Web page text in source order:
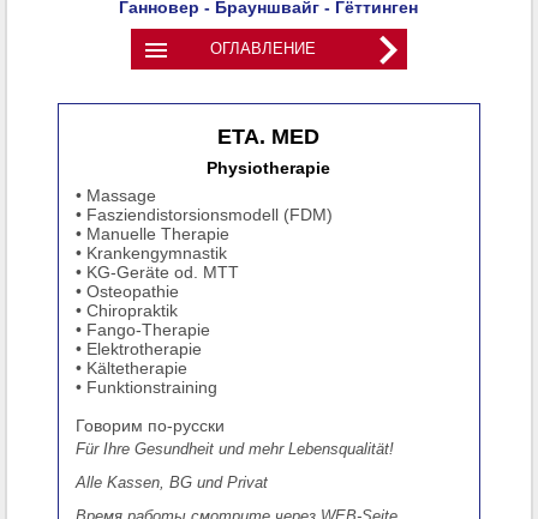
Ганновер - Брауншвайг - Гёттинген
 ОГЛАВЛЕНИЕ
ETA. MED
Physiotherapie
• Massage
• Fasziendistorsionsmodell (FDM)
• Manuelle Therapie
• Krankengymnastik
• KG-Geräte od. MTT
• Osteopathie
• Chiropraktik
• Fango-Therapie
• Elektrotherapie
• Kältetherapie
• Funktionstraining
Говорим по-русски
Für Ihre Gesundheit und mehr Lebensqualität!
Alle Kassen, BG und Privat